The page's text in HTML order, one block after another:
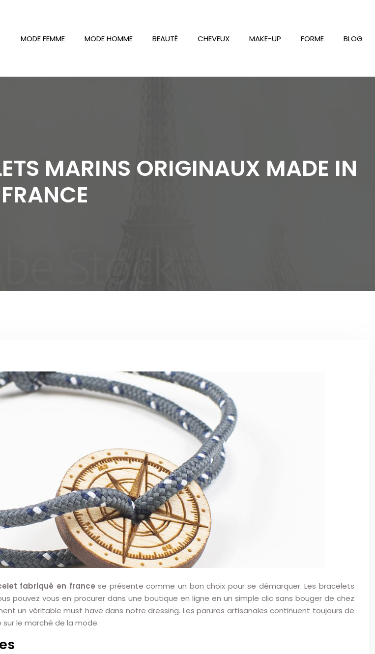
MODE FEMME MODE HOMME BEAUTÉ CHEVEUX MAKE-UP FORME BLOG
MARINS ORIGINAUX MADE IN
FRANCE
fabriqué en francese présente comme un bon choix pour se démarquer. Les bracelets
pouvez vous en procurer dans une boutique en ligne en un simple clic sans bouger de chez
un véritable must have dans notre dressing. Les parures artisanales continuent toujours de
le marché de la mode.